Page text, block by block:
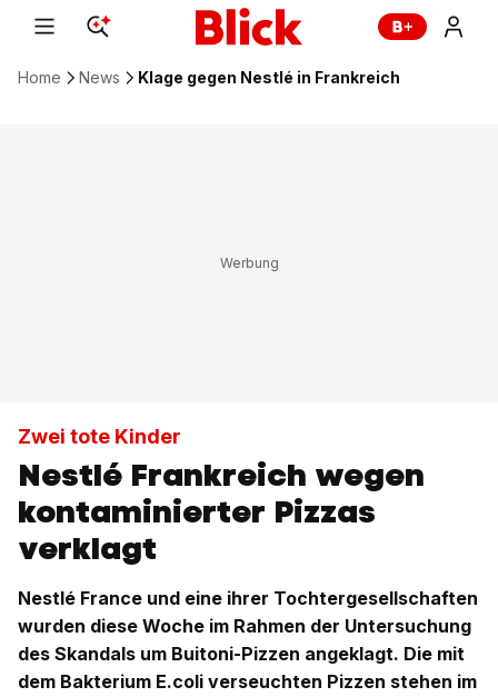
Home News Klage gegen Nestlé in Frankreich
Zwei tote Kinder
Nestlé Frankreich wegen
kontaminierter Pizzas
verklagt
Nestlé France und eine ihrer Tochtergesellschaften
wurden diese Woche im Rahmen der Untersuchung
des Skandals um Buitoni-Pizzen angeklagt. Die mit
dem Bakterium E.coli verseuchten Pizzen stehen im